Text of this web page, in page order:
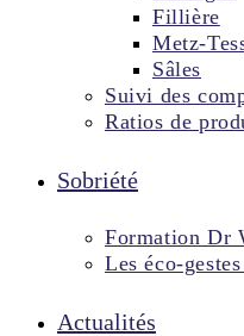
Fillière
Metz-
Sâles
Suivi des
Ratios de
Sobriété
Formation Dr
Les éco-
Actualités